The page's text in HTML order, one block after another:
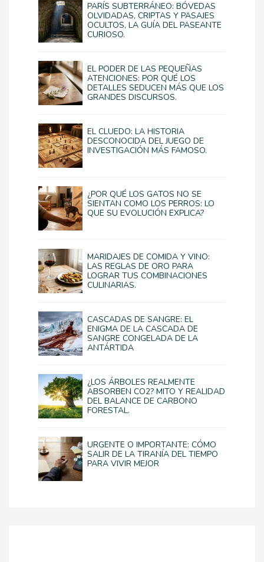
PARÍS SUBTERRÁNEO: BÓVEDAS
OLVIDADAS, CRIPTAS Y PASAJES
OCULTOS, LA GUÍA DEL PASEANTE
CURIOSO.
EL PODER DE LAS PEQUEÑAS
ATENCIONES: POR QUÉ LOS
DETALLES SEDUCEN MÁS QUE LOS
GRANDES DISCURSOS.
EL CLUEDO: LA HISTORIA
DESCONOCIDA DEL JUEGO DE
INVESTIGACIÓN MÁS FAMOSO.
¿POR QUÉ LOS GATOS NO SE
SIENTAN COMO LOS PERROS: LO
QUE SU EVOLUCIÓN EXPLICA?
MARIDAJES DE COMIDA Y VINO:
LAS REGLAS DE ORO PARA
LOGRAR TUS COMBINACIONES
CULINARIAS.
CASCADAS DE SANGRE: EL
ENIGMA DE LA CASCADA DE
SANGRE CONGELADA DE LA
ANTÁRTIDA
¿LOS ÁRBOLES REALMENTE
ABSORBEN CO2? MITO Y REALIDAD
DEL BALANCE DE CARBONO
FORESTAL.
URGENTE O IMPORTANTE: CÓMO
SALIR DE LA TIRANÍA DEL TIEMPO
PARA VIVIR MEJOR